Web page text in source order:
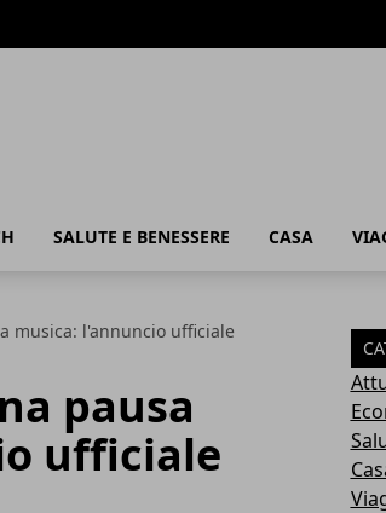
SALUTE E BENESSERE CASA
musica: l'annuncio ufficiale
pausa
ufficiale